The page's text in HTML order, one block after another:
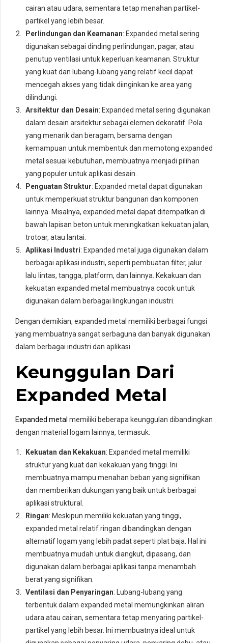
cairan atau udara, sementara tetap menahan partikel-
partikel yang lebih besar.
Perlindungan dan Keamanan: Expanded metal sering
digunakan sebagai dinding perlindungan, pagar, atau
penutup ventilasi untuk keperluan keamanan. Struktur
yang kuat dan lubang-lubang yang relatif kecil dapat
mencegah akses yang tidak diinginkan ke area yang
dilindungi.
Arsitektur dan Desain: Expanded metal sering digunakan
dalam desain arsitektur sebagai elemen dekoratif. Pola
yang menarik dan beragam, bersama dengan
kemampuan untuk membentuk dan memotong expanded
metal sesuai kebutuhan, membuatnya menjadi pilihan
yang populer untuk aplikasi desain.
Penguatan Struktur: Expanded metal dapat digunakan
untuk memperkuat struktur bangunan dan komponen
lainnya. Misalnya, expanded metal dapat ditempatkan di
bawah lapisan beton untuk meningkatkan kekuatan jalan,
trotoar, atau lantai.
Aplikasi Industri: Expanded metal juga digunakan dalam
berbagai aplikasi industri, seperti pembuatan filter, jalur
lalu lintas, tangga, platform, dan lainnya. Kekakuan dan
kekuatan expanded metal membuatnya cocok untuk
digunakan dalam berbagai lingkungan industri.
Dengan demikian, expanded metal memiliki berbagai fungsi
yang membuatnya sangat serbaguna dan banyak digunakan
dalam berbagai industri dan aplikasi.
Keunggulan Dari
Expanded Metal
Expanded metal memiliki beberapa keunggulan dibandingkan
dengan material logam lainnya, termasuk:
Kekuatan dan Kekakuan: Expanded metal memiliki
struktur yang kuat dan kekakuan yang tinggi. Ini
membuatnya mampu menahan beban yang signifikan
dan memberikan dukungan yang baik untuk berbagai
aplikasi struktural.
Ringan: Meskipun memiliki kekuatan yang tinggi,
expanded metal relatif ringan dibandingkan dengan
alternatif logam yang lebih padat seperti plat baja. Hal ini
membuatnya mudah untuk diangkut, dipasang, dan
digunakan dalam berbagai aplikasi tanpa menambah
berat yang signifikan.
Ventilasi dan Penyaringan: Lubang-lubang yang
terbentuk dalam expanded metal memungkinkan aliran
udara atau cairan, sementara tetap menyaring partikel-
partikel yang lebih besar. Ini membuatnya ideal untuk